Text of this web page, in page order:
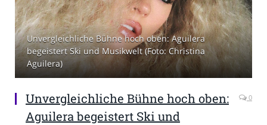
Unvergleichliche Bühne hoch oben: Aguilera
begeistert Ski und Musikwelt (Foto: Christina
Aguilera)
Unvergleichliche Bühne hoch oben:
Aguilera begeistert Ski und
0